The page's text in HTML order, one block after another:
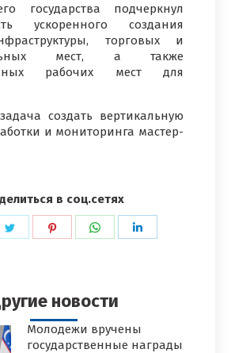
государства подчеркнул
ускоренного создания
торговых и
мест, а также
рабочих мест для
создать вертикальную
и мониторинга мастер-
в соц.сетях
ПоделитьсяПоделитьсяПоделиться
новости
Молодежи вручены
государственные награды